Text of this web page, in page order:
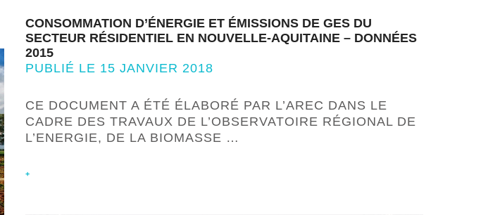
CONSOMMATION D’ÉNERGIE ET ÉMISSIONS DE GES DU
SECTEUR RÉSIDENTIEL EN NOUVELLE-AQUITAINE – DONNÉES
2015
PUBLIÉ LE 15 JANVIER 2018
CE DOCUMENT A ÉTÉ ÉLABORÉ PAR L’AREC DANS LE
CADRE DES TRAVAUX DE L’OBSERVATOIRE RÉGIONAL DE
L’ENERGIE, DE LA BIOMASSE …
+